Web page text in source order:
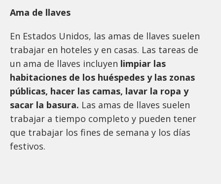
Ama de llaves
En Estados Unidos, las amas de llaves suelen
trabajar en hoteles y en casas. Las tareas de
un ama de llaves incluyen limpiar las
habitaciones de los huéspedes y las zonas
públicas, hacer las camas, lavar la ropa y
sacar la basura. Las amas de llaves suelen
trabajar a tiempo completo y pueden tener
que trabajar los fines de semana y los días
festivos.